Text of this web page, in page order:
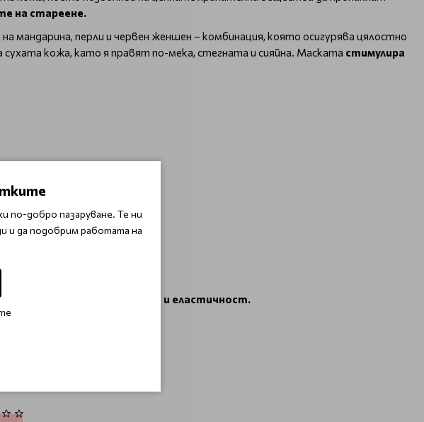
на стареене.
мандарина, перли и червен женшен – комбинация, която осигурява цялостно
кожа, като я правят по-мека, стегната и сияйна. Маската стимулира
и здрава.
есенция.
подобрена текстура и еластичност.
по-добро пазаруване. Те ни
и да подобрим работата на